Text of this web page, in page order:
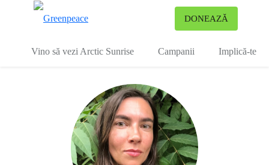
DONEAZĂ
Vino să vezi Arctic Sunrise Campanii Implică-te